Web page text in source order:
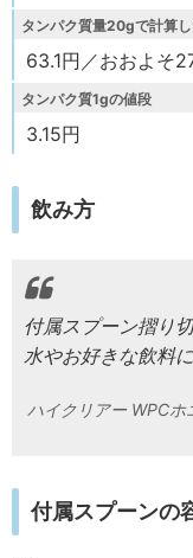
タンパク質量20gで計算
63.1円／おおよそ
タンパク質1gの値段
3.15円
飲み方
付属スプーン摺り
水やお好きな飲料
ハイクリアー WPC
付属スプーンの